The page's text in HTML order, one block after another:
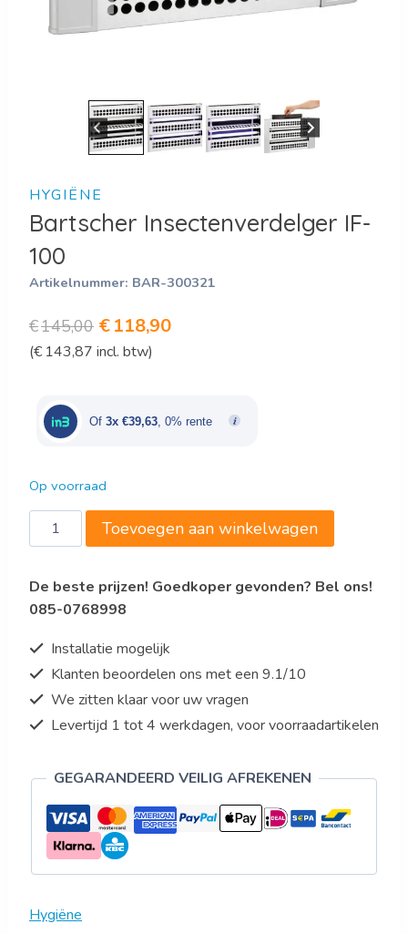
HYGIËNE
Bartscher Insectenverdelger IF-
100
Artikelnummer: BAR-300321
€145,00 Oorspronkelijke
prijs
€145,00.
€118,90Huidige
€118,90.
(€ 143,87 incl. btw)
Of 3x €39,63, 0% rente
Op voorraad
Bartscher
Insectenverdelger
100
aantal
Toevoegen aan winkelwagen
De beste prijzen! Goedkoper gevonden? Bel ons!
085-0768998
Installatie mogelijk
Klanten beoordelen ons met een 9.1/10
We zitten klaar voor uw vragen
Levertijd 1 tot 4 werkdagen, voor voorraadartikelen
GEGARANDEERD VEILIG AFREKENEN
Hygiëne